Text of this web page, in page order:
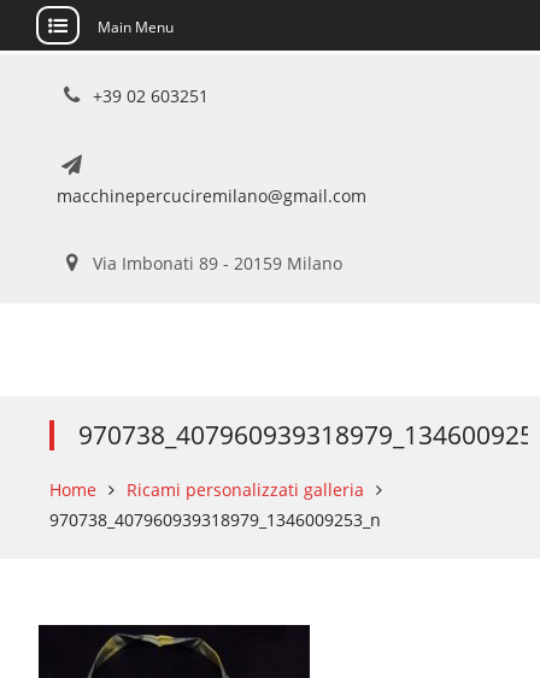
Main Menu
+39 02 603251
macchinepercuciremilano@gmail.com
Via Imbonati 89 - 20159 Milano
Home
Ricami personalizzati galleria
970738_407960939318979_1346009253_n